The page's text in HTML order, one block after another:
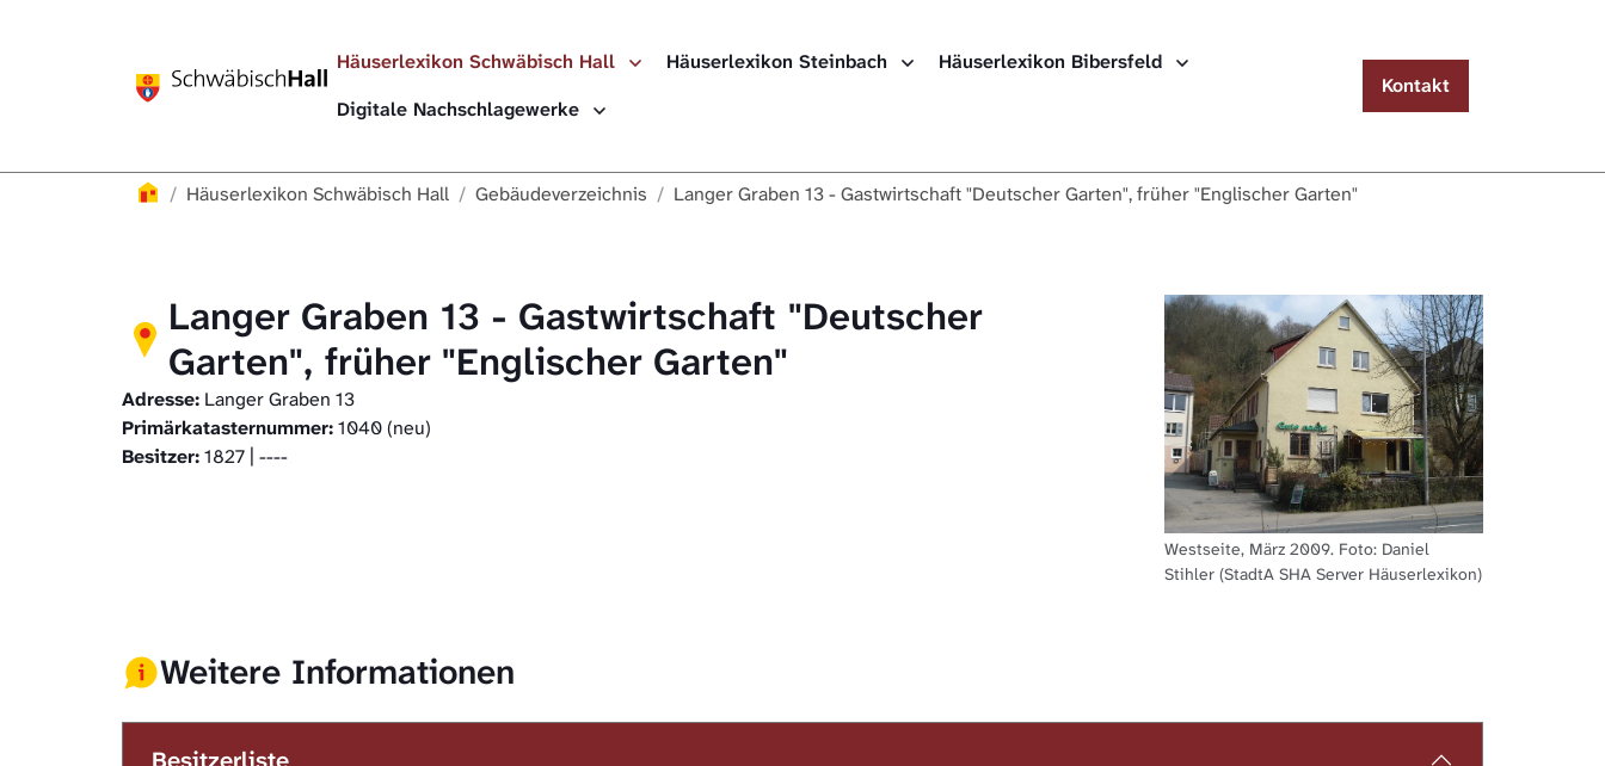
Häuserlexikon Schwäbisch Hall
Häuserlexikon Steinbach
Häuserlexikon Bibersfeld
Digitale Nachschlagewerke
Kontakt
Häuserlexikon
Häuserlexikon Schwäbisch Hall Gebäudeverzeichnis Langer Graben 13 - Gastwirtschaft "Deutscher Garten", früher "Englischer Garten"
Langer Graben 13 - Gastwirtschaft "Deutscher
Garten", früher "Englischer Garten"
Adresse: Langer Graben 13
Primärkatasternummer:1040 (neu)
Besitzer:1827 | ----
Westseite, März 2009. Foto: Daniel
Stihler (StadtA SHA Server Häuserlexikon)
Weitere Informationen
Häuserlexikon Bibersfeld